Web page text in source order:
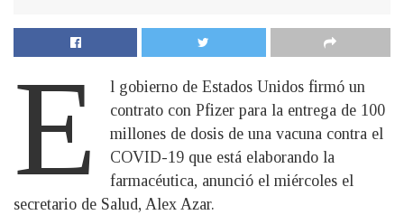
E
l gobierno de Estados Unidos firmó un
contrato con Pfizer para la entrega de 100
millones de dosis de una vacuna contra el
COVID-19 que está elaborando la
farmacéutica, anunció el miércoles el
secretario de Salud, Alex Azar.